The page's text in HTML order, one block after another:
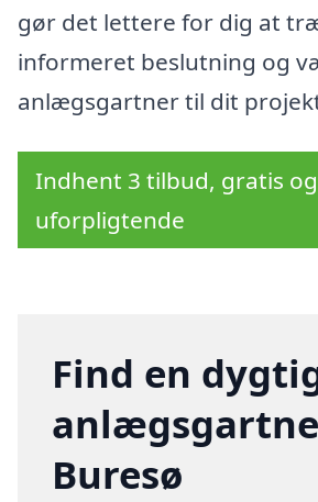
gør det lettere for dig at
informeret beslutning og
anlægsgartner til dit
Indhent 3 tilbud, gratis og
uforpligtende
Find en
Buresø